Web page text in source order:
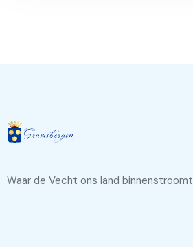
Waar de Vecht ons land binnenstroomt